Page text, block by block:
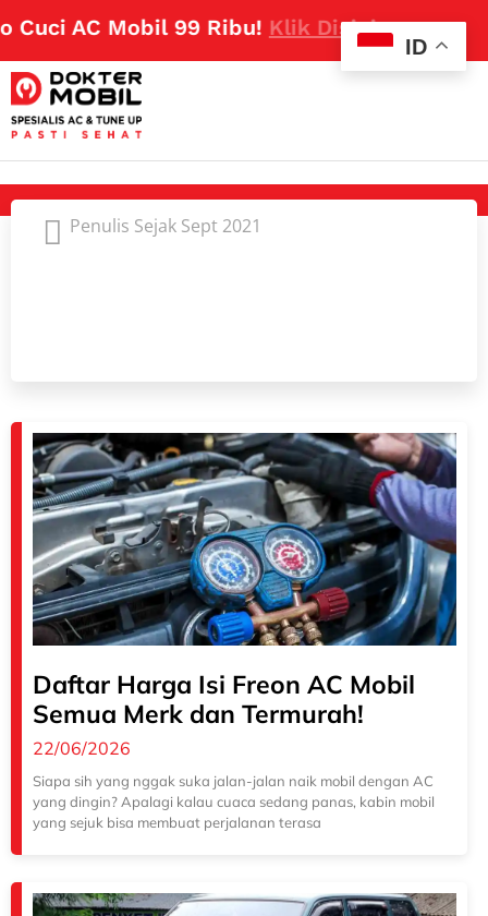
AC Mobil 99 Ribu! Klik Disini
Penulis Sejak Sept 2021
Daftar Harga Isi Freon AC Mobil
Semua Merk dan Termurah!
22/06/2026
Siapa sih yang nggak suka jalan-jalan naik mobil dengan AC
yang dingin? Apalagi kalau cuaca sedang panas, kabin mobil
yang sejuk bisa membuat perjalanan terasa
ID